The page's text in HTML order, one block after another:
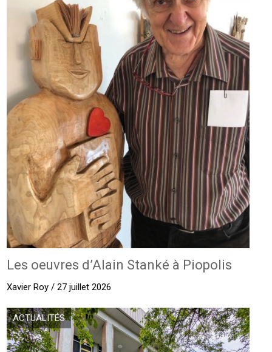
Les oeuvres d’Alain Stanké à Piopolis
Xavier Roy / 27 juillet 2026
ACTUALITÉS